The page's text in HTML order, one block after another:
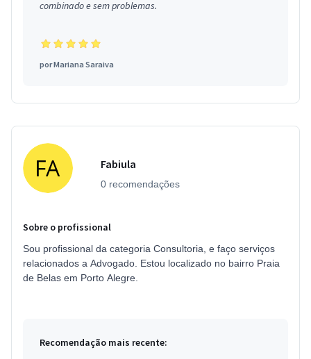
combinado e sem problemas.
porMariana Saraiva
Fabiula
0 recomendações
Sobre o profissional
Sou profissional da categoria Consultoria, e faço serviços
relacionados a Advogado. Estou localizado no bairro Praia
de Belas em Porto Alegre.
Recomendação mais recente: